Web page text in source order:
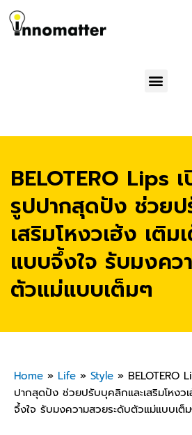
Menu
BELOTERO Lips
รูปปากสุดปัง ช่วย
เสริมโหงวเฮ้ง เติ
แบบจึ้งใจ รับมงคว
ตัวแม่แบบเต็มๆ
Home » Life » Style » BELOTERO
ปากสุดปัง ช่วยปรับบุคลิกและเสริมโหงว
จึ้งใจ รับมงความสวยระดับตัวแม่แบบเต็